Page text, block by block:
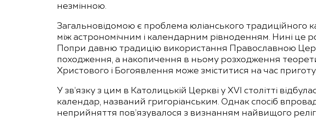
незмінною.
Загальновідомою є проблема юліанського традиційного
між астрономічним і календарним рівноденням. Нині це
Попри давню традицію використання Православною
походження, а накопичення в ньому розходження
Христового і Богоявлення може зміститися на час
У зв’язку з цим в Католицькій Церкві у XVI столітті
календар, названий григоріанським. Однак спосіб
неприйняття пов’язувалося з визнанням найвищого